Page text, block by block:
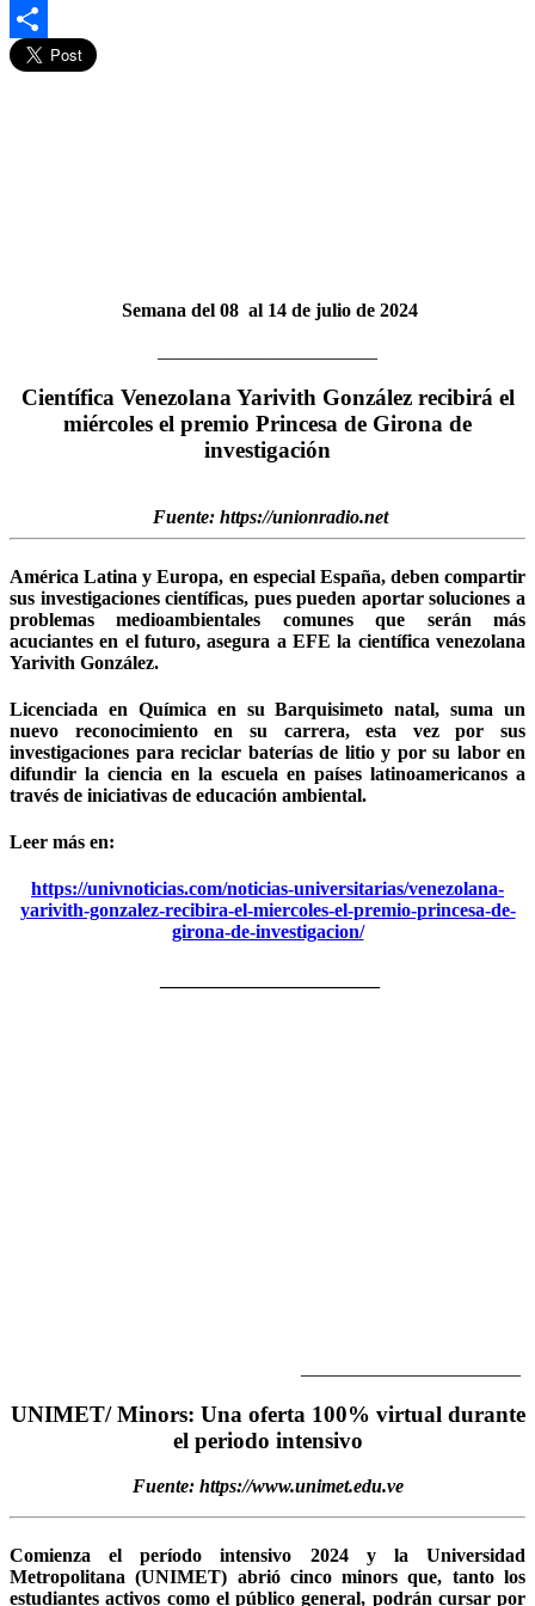
Gmail
Compartir
Semana del 08 al 14 de julio de 2024
Científica Venezolana Yarivith González recibirá el
miércoles el premio Princesa de Girona de
investigación
Fuente: https://unionradio.net
América Latina y Europa, en especial España, deben compartir
sus investigaciones científicas, pues pueden aportar soluciones a
problemas medioambientales comunes que serán más
acuciantes en el futuro, asegura a EFE la científica venezolana
Yarivith González.
Licenciada en Química en su Barquisimeto natal, suma un
nuevo reconocimiento en su carrera, esta vez por sus
investigaciones para reciclar baterías de litio y por su labor en
difundir la ciencia en la escuela en países latinoamericanos a
través de iniciativas de educación ambiental.
Leer más en:
https://univnoticias.com/noticias-universitarias/venezolana-
yarivith-gonzalez-recibira-el-miercoles-el-premio-princesa-de-
girona-de-investigacion/
UNIMET/ Minors: Una oferta 100% virtual durante
el periodo intensivo
Fuente: https://www.unimet.edu.ve
Comienza el período intensivo 2024 y la Universidad
Metropolitana (UNIMET) abrió cinco minors que, tanto los
estudiantes activos como el público general, podrán cursar por